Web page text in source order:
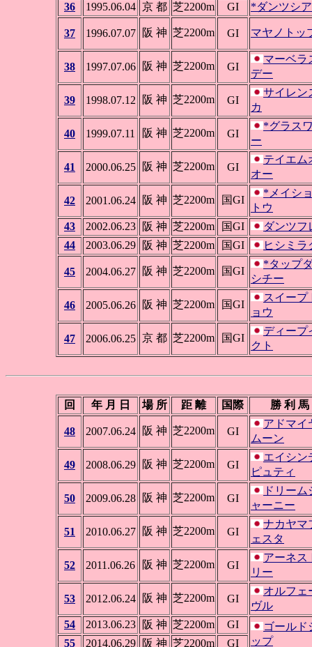
36
1995.06.04 京 都 芝2200m GI *ダンツシ
37 1996.07.07 阪 神 芝2200m GI マヤノトッ
38 1997.07.06 阪 神 芝2200m GI
マーベラ
デー
39 1998.07.12 阪 神 芝2200m GI
サイレン
カ
40 1999.07.11 阪 神 芝2200m GI
*グラス
ー
41 2000.06.25 阪 神 芝2200m GI
テイエム
オー
42 2001.06.24 阪 神 芝2200m 国GI
*メイシ
トウ
43
2002.06.23 阪 神 芝2200m 国GI
ダンツフ
44
2003.06.29 阪 神 芝2200m 国GI ヒシミラ
45 2004.06.27 阪 神 芝2200m 国GI
*タップ
シチー
46 2005.06.26 阪 神 芝2200m 国GI
スイープ
ョウ
47 2006.06.25 京 都 芝2200m 国GI
ディープ
クト
回 年 月 日 場 所 距 離 国際 勝 利 馬
48 2007.06.24 阪 神 芝2200m GI
アドマイ
ムーン
49 2008.06.29 阪 神 芝2200m GI
エイシン
ピュティ
50 2009.06.28 阪 神 芝2200m GI
ドリーム
ャーニー
51 2010.06.27 阪 神 芝2200m GI
ナカヤマ
ェスタ
52 2011.06.26 阪 神 芝2200m GI
アーネス
リー
53 2012.06.24 阪 神 芝2200m GI
オルフェ
ヴル
54
2013.06.23 阪 神 芝2200m GI
ゴールド
ップ
55 2014.06.29 阪 神 芝2200m GI